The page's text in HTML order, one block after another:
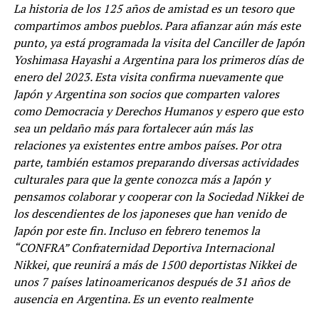
La historia de los 125 años de amistad es un tesoro que
compartimos ambos pueblos. Para afianzar aún más este
punto, ya está programada la visita del Canciller de Japón
Yoshimasa Hayashi a Argentina para los primeros días de
enero del 2023. Esta visita confirma nuevamente que
Japón y Argentina son socios que comparten valores
como Democracia y Derechos Humanos y espero que esto
sea un peldaño más para fortalecer aún más las
relaciones ya existentes entre ambos países. Por otra
parte, también estamos preparando diversas actividades
culturales para que la gente conozca más a Japón y
pensamos colaborar y cooperar con la Sociedad Nikkei de
los descendientes de los japoneses que han venido de
Japón por este fin. Incluso en febrero tenemos la
“CONFRA” Confraternidad Deportiva Internacional
Nikkei, que reunirá a más de 1500 deportistas Nikkei de
unos 7 países latinoamericanos después de 31 años de
ausencia en Argentina. Es un evento realmente